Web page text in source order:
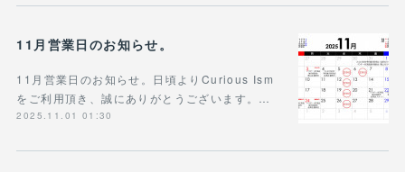
11月営業日のお知らせ。
11月営業日のお知らせ。日頃よりCurious Ism
をご利用頂き、誠にありがとうございます。…
2025.11.01 01:30